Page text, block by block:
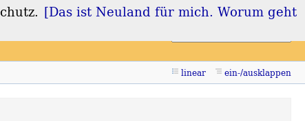
Login Registrieren
linear ein-/ausklappen
[Das ist Neuland für mich. Worum geht